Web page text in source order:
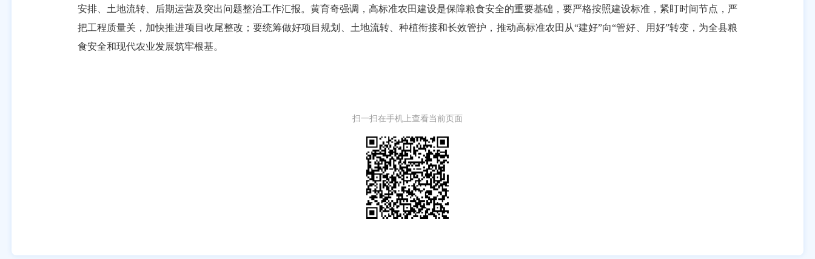
安排、土地流转、后期运营及突出问题整治工作汇报。黄育奇强调，高标准农田建设是保障粮食安全的重要基础，要严格按照建设标准，紧盯时间节点，严
把工程质量关，加快推进项目收尾整改；要统筹做好项目规划、土地流转、种植衔接和长效管护，推动高标准农田从“建好”向“管好、用好”转变，为全县粮
食安全和现代农业发展筑牢根基。
扫一扫在手机上查看当前页面